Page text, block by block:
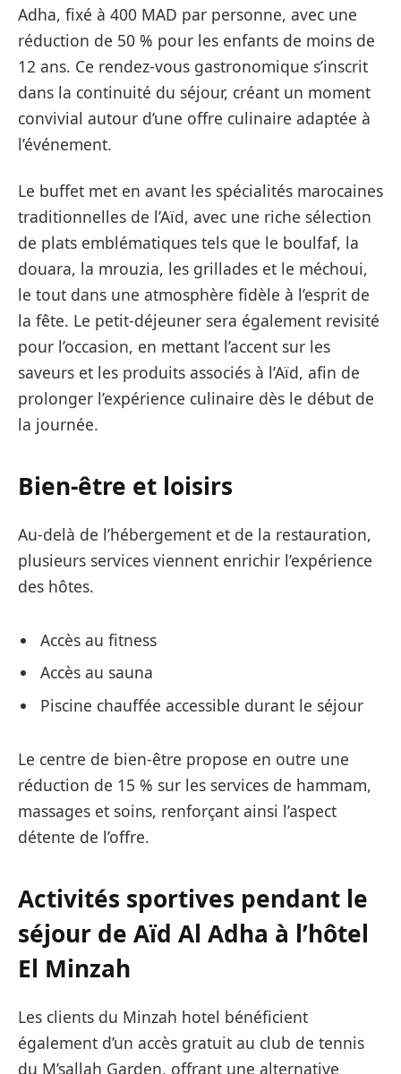
Adha, fixé à 400 MAD par personne, avec une
réduction de 50 % pour les enfants de moins de
12 ans. Ce rendez-vous gastronomique s’inscrit
dans la continuité du séjour, créant un moment
convivial autour d’une offre culinaire adaptée à
l’événement.
Le buffet met en avant les spécialités marocaines
traditionnelles de l’Aïd, avec une riche sélection
de plats emblématiques tels que le boulfaf, la
douara, la mrouzia, les grillades et le méchoui,
le tout dans une atmosphère fidèle à l’esprit de
la fête. Le petit-déjeuner sera également revisité
pour l’occasion, en mettant l’accent sur les
saveurs et les produits associés à l’Aïd, afin de
prolonger l’expérience culinaire dès le début de
la journée.
Bien-être et loisirs
Au-delà de l’hébergement et de la restauration,
plusieurs services viennent enrichir l’expérience
des hôtes.
Accès au fitness
Accès au sauna
Piscine chauffée accessible durant le séjour
Le centre de bien-être propose en outre une
réduction de 15 % sur les services de hammam,
massages et soins, renforçant ainsi l’aspect
détente de l’offre.
Activités sportives pendant le
séjour de Aïd Al Adha à l’hôtel
El Minzah
Les clients du Minzah hotel bénéficient
également d’un accès gratuit au club de tennis
du M’sallah Garden, offrant une alternative